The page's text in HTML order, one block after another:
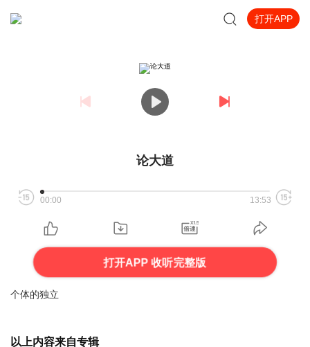
打开APP
论大道
00:00 13:53
打开APP 收听完整版
个体的独立
以上内容来自专辑